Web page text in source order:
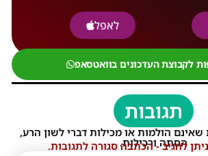
לאפל
לקבוצת העדכונים בוואטסאפ
תגובות
שאינם הולמות או מכילות דברי לשון הרע,
הסתה ורכילות.
להגיב - הכתבה סגורה לתגובות.